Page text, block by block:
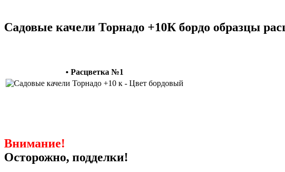
Садовые качели Торнадо +10К бордо образцы
• Расцветка №1
Внимание!
Осторожно, подделки!